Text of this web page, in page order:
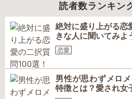
読者数ランキン
絶対に盛り上がる
きな人に聞いてみよ
恋愛
男性が思わずメロ
特徴とは？愛され女